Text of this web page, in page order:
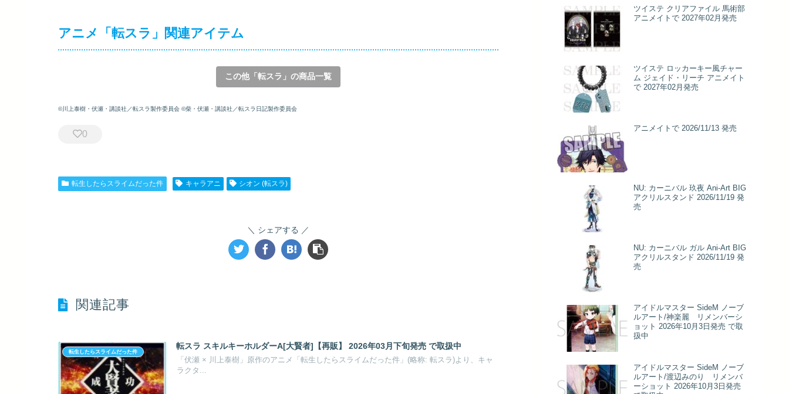
アニメ「転スラ」関連アイテム
この他「転スラ」の商品一覧
©川上泰樹・伏瀬・講談社／転スラ製作委員会 ©柴・伏瀬・講談社／転スラ日記製作委員会
0
転生したらスライムだった件 キャラアニ シオン (転スラ)
シェアする
関連記事
転生したらスライムだった件
転スラ スキルキーホルダーA[大賢者]【再販】 2026年03月下旬発売 で取扱中
「伏瀬 × 川上泰樹」原作のアニメ「転生したらスライムだった件」(略称: 転スラ)より、キャ
ラクタ...
ツイステ クリアファイル 馬術部
アニメイトで 2027年02月発売
ツイステ ロッカーキー風チャー
ム ジェイド・リーチ アニメイト
で 2027年02月発売
アニメイトで 2026/11/13 発売
NU: カーニバル 玖夜 Ani-Art BIG
アクリルスタンド 2026/11/19 発
売
NU: カーニバル ガル Ani-Art BIG
アクリルスタンド 2026/11/19 発
売
アイドルマスター SideM ノーブ
ルアート/神楽麗 リメンバーシ
ョット 2026年10月3日発売 で取
扱中
アイドルマスター SideM ノーブ
ルアート/渡辺みのり リメンバ
ーショット 2026年10月3日発売